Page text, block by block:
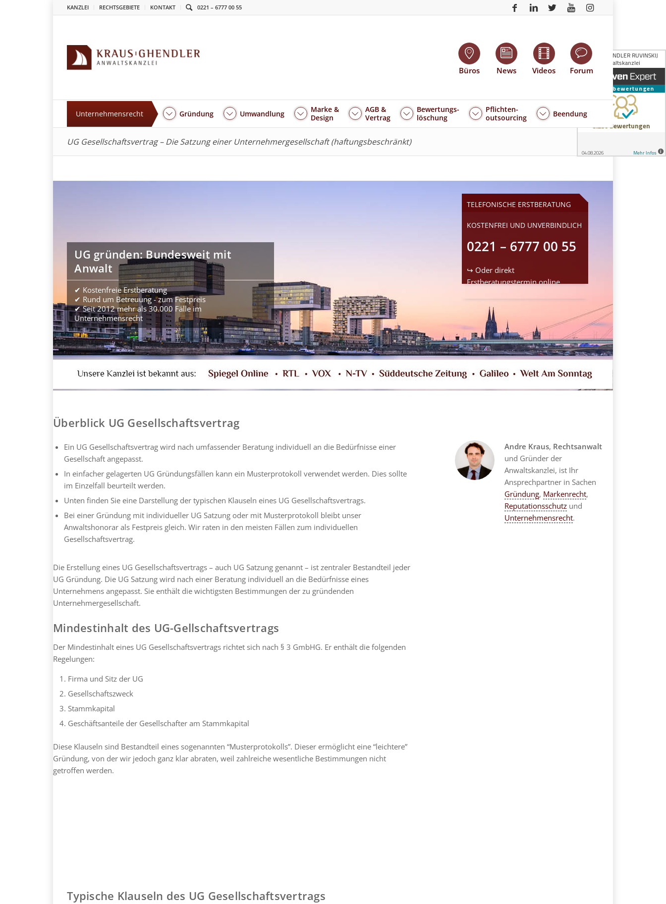
KANZLEI RECHTSGEBIETE KONTAKT 0221 – 6777 00 55
Büros News Videos Forum
Unternehmensrecht Gründung Umwandlung
Marke &
Design
AGB &
Vertrag
Bewertungs-
löschung
Pflichten-
outsourcing
Beendung
UG Gesellschaftsvertrag – Die Satzung einer Unternehmergesellschaft (haftungsbeschränkt)
UG gründen: Bundesweit mit
Anwalt
✔ Kostenfreie Erstberatung
✔ Rund um Betreuung - zum Festpreis
✔ Seit 2012 mehr als 30.000 Fälle im
Unternehmensrecht
TELEFONISCHE ERSTBERATUNG
KOSTENFREI UND UNVERBINDLICH
0221 – 6777 00 55
↪ Oder direkt
Erstberatungsterminonline
Überblick UG Gesellschaftsvertrag
Ein UG Gesellschaftsvertrag wird nach umfassender Beratung individuell an die Bedürfnisse einer
Gesellschaft angepasst.
In einfacher gelagerten UG Gründungsfällen kann ein Musterprotokoll verwendet werden. Dies sollte
im Einzelfall beurteilt werden.
Unten finden Sie eine Darstellung der typischen Klauseln eines UG Gesellschaftsvertrags.
Bei einer Gründung mit individueller UG Satzung oder mit Musterprotokoll bleibt unser
Anwaltshonorar als Festpreis gleich. Wir raten in den meisten Fällen zum individuellen
Gesellschaftsvertrag.
Die Erstellung eines UG Gesellschaftsvertrags – auch UG Satzung genannt – ist zentraler Bestandteil jeder
UG Gründung. Die UG Satzung wird nach einer Beratung individuell an die Bedürfnisse eines
Unternehmens angepasst. Sie enthält die wichtigsten Bestimmungen der zu gründenden
Unternehmergesellschaft.
Mindestinhalt des UG-Gellschaftsvertrags
Der Mindestinhalt eines UG Gesellschaftsvertrags richtet sich nach § 3 GmbHG. Er enthält die folgenden
Regelungen:
Firma und Sitz der UG
Gesellschaftszweck
Stammkapital
Geschäftsanteile der Gesellschafter am Stammkapital
Diese Klauseln sind Bestandteil eines sogenannten “Musterprotokolls”. Dieser ermöglicht eine “leichtere”
Gründung, von der wir jedoch ganz klar abraten, weil zahlreiche wesentliche Bestimmungen nicht
getroffen werden.
Andre Kraus, Rechtsanwalt
und Gründer der
Anwaltskanzlei, ist Ihr
Ansprechpartner in Sachen
Gründung, Markenrecht,
Reputationsschutz und
Unternehmensrecht.
Typische Klauseln des UG Gesellschaftsvertrags